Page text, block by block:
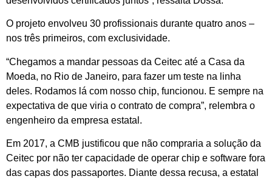
O projeto envolveu 30 profissionais durante quatro anos –
nos três primeiros, com exclusividade.
“Chegamos a mandar pessoas da Ceitec até a Casa da
Moeda, no Rio de Janeiro, para fazer um teste na linha
deles. Rodamos lá com nosso chip, funcionou. E sempre na
expectativa de que viria o contrato de compra”, relembra o
engenheiro da empresa estatal.
Em 2017, a CMB justificou que não compraria a solução da
Ceitec por não ter capacidade de operar chip e software fora
das capas dos passaportes. Diante dessa recusa, a estatal